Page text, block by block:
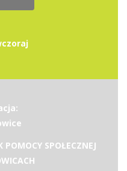
POMOCY SPOŁECZNEJ